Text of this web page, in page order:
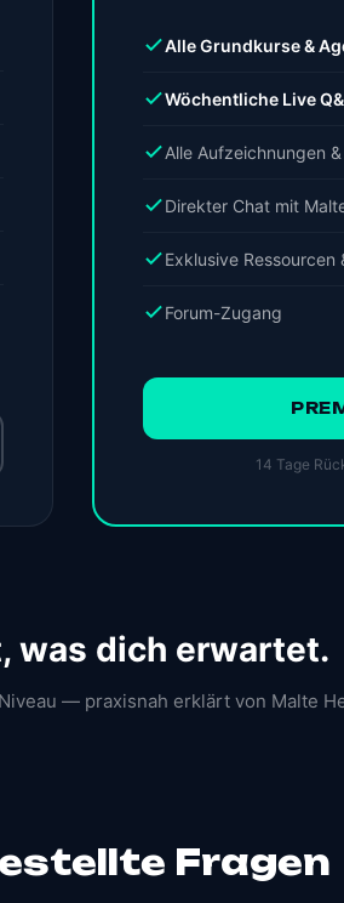
Alle Grundkurse &
Wöchentliche Live
Alle Aufzeichnungen
Direkter Chat mit
Exklusive Ressourcen
Forum-Zugang
14 Tage
was dich erwartet.
— praxisnah erklärt von Malte
Fragen